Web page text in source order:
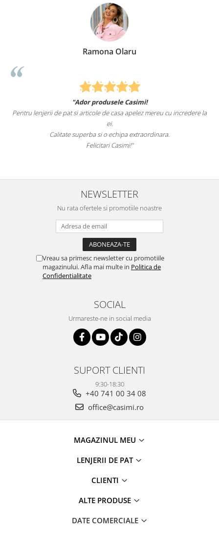
Ramona Olaru
"Ador produsele Casimi!
Pentru lenjerii de pat si articole de casa apelez mereu cu incredere la
ei.
Calitate superba si o echipa extraordinara.
Felicitari Casimi!"
NEWSLETTER
Nu rata ofertele si promotiile noastre
Vreau sa primesc newsletter cu promotiile
magazinului. Afla mai multe in Politica de
Confidentialitate
SOCIAL
Urmareste-ne in social media
SUPORT CLIENTI
9:30-18:30
+40 741 00 34 08
office@casimi.ro
MAGAZINUL MEU
LENJERII DE PAT
CLIENTI
ALTE PRODUSE
DATE COMERCIALE